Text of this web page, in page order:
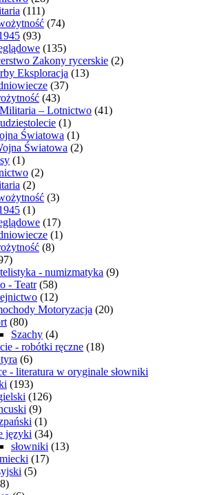
(111)
(74)
(93)
(135)
Zakony rycerskie (2)
Eksploracja (13)
(37)
(43)
– Lotnictwo (41)
(1)
Światowa (1)
Światowa (2)
(1)
(2)
(2)
(3)
(1)
(17)
(1)
(8)
- numizmatyka (9)
- Teatr (58)
(12)
Motoryzacja (20)
(80)
Szachy (4)
- robótki ręczne (18)
(6)
- literatura w oryginale słowniki
(193)
(126)
(9)
(1)
języki (34)
słowniki (13)
(17)
(5)